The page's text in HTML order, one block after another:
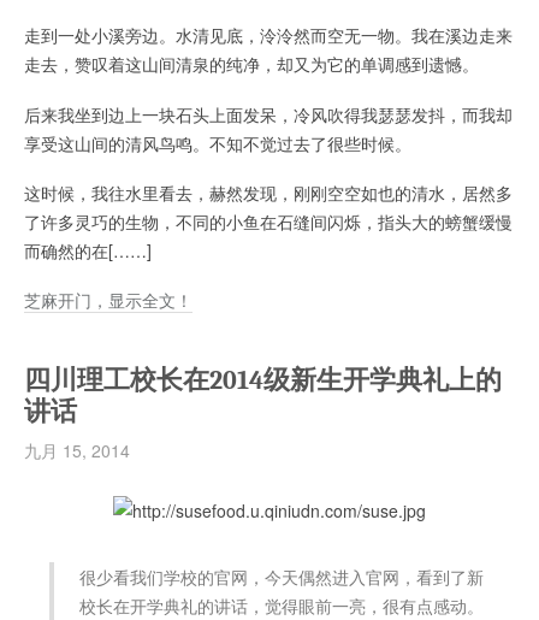
走到一处小溪旁边。水清见底，泠泠然而空无一物。我在溪边走来
走去，赞叹着这山间清泉的纯净，却又为它的单调感到遗憾。
后来我坐到边上一块石头上面发呆，冷风吹得我瑟瑟发抖，而我却
享受这山间的清风鸟鸣。不知不觉过去了很些时候。
这时候，我往水里看去，赫然发现，刚刚空空如也的清水，居然多
了许多灵巧的生物，不同的小鱼在石缝间闪烁，指头大的螃蟹缓慢
而确然的在[……]
芝麻开门，显示全文！
四川理工校长在2014级新生开学典礼上的
讲话
九月 15, 2014
很少看我们学校的官网，今天偶然进入官网，看到了新
校长在开学典礼的讲话，觉得眼前一亮，很有点感动。